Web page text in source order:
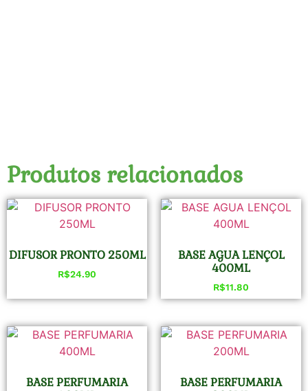
Produtos relacionados
DIFUSOR PRONTO 250ML
R$24.90
BASE AGUA LENÇOL
400ML
R$11.80
BASE PERFUMARIA
BASE PERFUMARIA